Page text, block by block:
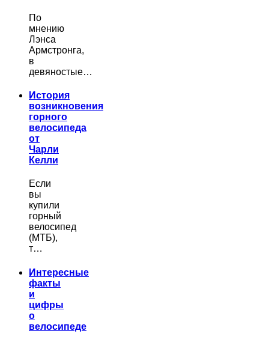
По
мнению
Лэнса
Армстронга,
в
девяностые…
История
возникновения
горного
велосипеда
от
Чарли
Келли
Если
вы
купили
горный
велосипед
(МТБ),
т…
Интересные
факты
и
цифры
о
велосипеде